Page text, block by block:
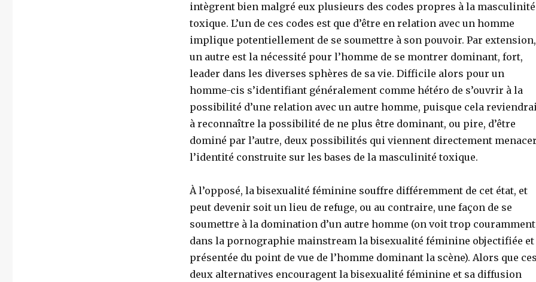
intègrent bien malgré eux plusieurs des codes propres à la masculinité
toxique. L’un de ces codes est que d’être en relation avec un homme
implique potentiellement de se soumettre à son pouvoir. Par extension,
un autre est la nécessité pour l’homme de se montrer dominant, fort,
leader dans les diverses sphères de sa vie. Difficile alors pour un
homme-cis s’identifiant généralement comme hétéro de s’ouvrir à la
possibilité d’une relation avec un autre homme, puisque cela
à reconnaître la possibilité de ne plus être dominant, ou pire, d’être
dominé par l’autre, deux possibilités qui viennent directement
l’identité construite sur les bases de la masculinité toxique.
À l’opposé, la bisexualité féminine souffre différemment de cet état, et
peut devenir soit un lieu de refuge, ou au contraire, une façon de se
soumettre à la domination d’un autre homme (on voit trop couramment
dans la pornographie mainstream la bisexualité féminine objectifiée et
présentée du point de vue de l’homme dominant la scène). Alors que
deux alternatives encouragent la bisexualité féminine et sa diffusion